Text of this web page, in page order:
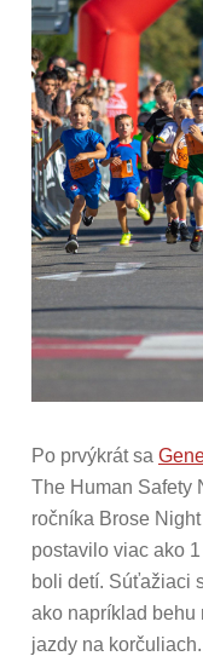
Po prvýkrát sa
The Human Safety
ročníka Brose
postavilo viac ako
boli detí. Súťažiaci
ako napríklad behu
jazdy na korčuliach.